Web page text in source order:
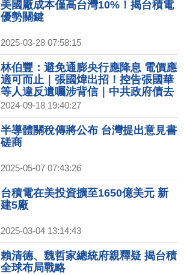
美國廠成本僅高台灣10%！揭台積電
優勢關鍵
2025-03-28 07:58:15
林伯豐：避免通膨央行應降息 電價應
適可而止｜張國煒出招！控告張國華
等人違反遺囑涉背信｜中共政府債去
年逾70兆 專家：債務將連環爆｜中國
製DUV生產65奈米晶片扯8奈米 遭打
臉
2024-09-18 19:40:27
半導體關稅傳將公布 台灣提出意見書
磋商
2025-05-07 07:43:26
台積電在美投資擴至1650億美元 新
建5廠
2025-03-04 13:14:43
賴清德、魏哲家總統府親釋疑 揭台積
全球布局戰略